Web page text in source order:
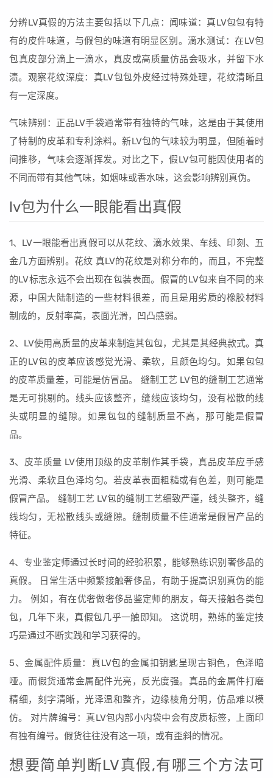
分辨LV真假的方法主要包括以下几点：闻味道：真LV包包有特
有的皮件味道，与假包的味道有明显区别。滴水测试：在LV包
包真皮部分滴上一滴水，真皮或高质量仿品会吸水，并留下水
渍。观察花纹深度：真LV包包外皮经过特殊处理，花纹清晰且
有一定深度。
气味辨别：正品LV手袋通常带有独特的气味，这是由于其使用
了特制的皮革和专利涂料。新LV包的气味较为明显，但随着时
间推移，气味会逐渐挥发。对比之下，假LV包可能因使用者的
不同而带有其他气味，如烟味或香水味，这会影响辨别真伪。
lv包为什么一眼能看出真假
1、LV一眼能看出真假可以从花纹、滴水效果、车线、印刻、五
金几方面辨别。花纹 真LV的花纹是对称分布的，而且，不完整
的LV标志永远不会出现在包装表面。假冒的LV包来自不同的来
源，中国大陆制造的一些材料很差，而且是用劣质的橡胶材料
制成的，反射率高，表面光滑，凹凸感弱。
2、LV使用高质量的皮革来制造其包包，尤其是其经典款式。真
正的LV包的皮革应该感觉光滑、柔软，且颜色均匀。如果包包
的皮革质量差，可能是仿冒品。 缝制工艺 LV包的缝制工艺通常
是无可挑剔的。线头应该整齐，缝线应该均匀，没有松散的线
头或明显的缝隙。如果包包的缝制质量不高，那可能是假冒
品。
3、皮革质量 LV使用顶级的皮革制作其手袋，真品皮革应手感
光滑、柔软且色泽均匀。若皮革表面粗糙或有色差，则可能是
假冒产品。 缝制工艺 LV包的缝制工艺细致严谨，线头整齐，缝
线均匀，无松散线头或缝隙。缝制质量不佳通常是假冒产品的
特征。
4、专业鉴定师通过长时间的经验积累，能够熟练识别奢侈品的
真假。 日常生活中频繁接触奢侈品，有助于提高识别真伪的能
力。 例如，有在优奢做奢侈品鉴定师的朋友，每天接触各类包
包，几年下来，真假包几乎一触即知。 这说明，熟练的鉴定技
巧是通过不断实践和学习获得的。
5、金属配件质量：真LV包的金属扣钥匙呈现古铜色，色泽暗
哑。而假货通常金属配件光亮，反光度强。真品的金属件打磨
精细，刻字清晰，光泽温和整齐，边缘棱角分明，仿品难以模
仿。 对片牌编号：真LV包内部小内袋中会有皮质标签，上面印
有独有编号。假货往往没有这一项，或有歪斜的情况。
想要简单判断LV真假,有哪三个方法可